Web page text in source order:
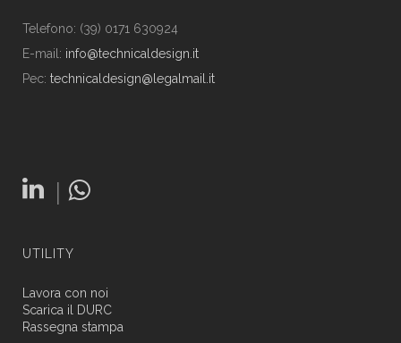
Telefono: (39) 0171 630924
E-mail: info@technicaldesign.it
Pec: technicaldesign@legalmail.it
|
UTILITY
Lavora con noi
Scarica il DURC
Rassegna stampa